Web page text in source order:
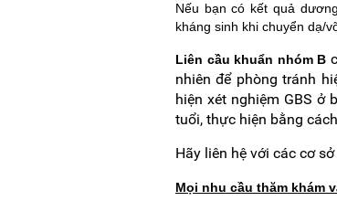
Nếu bạn có kết quả
kháng sinh khi chuyển dạ/
Liên cầu khuẩn nhóm B
nhiên để phòng tránh
hiện xét nghiệm GBS ở
tuổi, thực hiện bằng
Hãy liên hệ với các cơ
Mọi nhu cầu thăm khám